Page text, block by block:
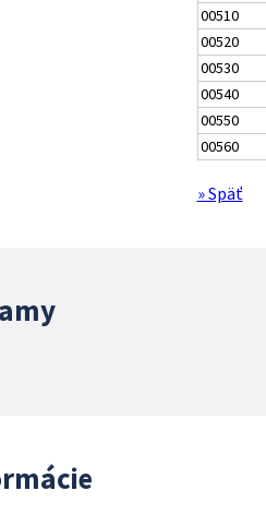
00510
00520
00530
00540
00550
00560
» Späť